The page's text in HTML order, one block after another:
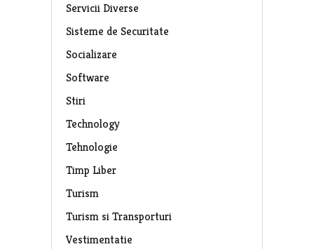
Servicii Diverse
Sisteme de Securitate
Socializare
Software
Stiri
Technology
Tehnologie
Timp Liber
Turism
Turism si Transporturi
Vestimentatie